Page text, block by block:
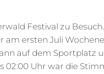
Festival zu
am ersten Juli
auf dem Sportplatz
02:00 Uhr war die